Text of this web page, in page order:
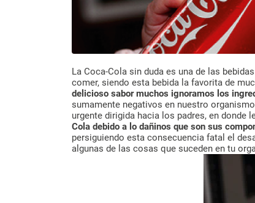
La Coca-Cola sin duda es una de las
comer, siendo esta bebida la favorita de
delicioso sabor muchos ignoramos los
sumamente negativos en nuestro
urgente dirigida hacia los padres, en donde
Cola debido a lo dañinos que son sus
persiguiendo esta consecuencia fatal el
algunas de las cosas que suceden en tu